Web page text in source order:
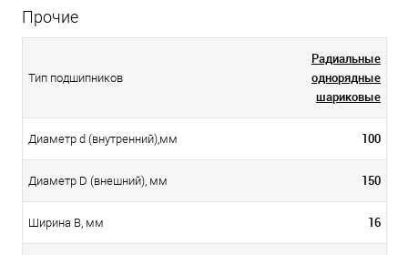
Прочие
Тип подшипников
Радиальные
однорядные
шариковые
Диаметр d (внутренний),мм 100
Диаметр D (внешний), мм 150
Ширина B, мм 16